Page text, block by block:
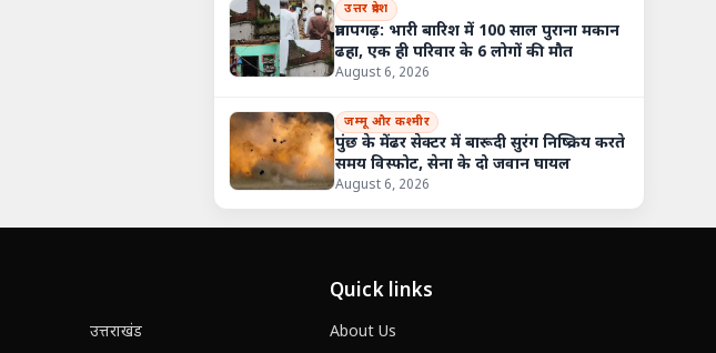
उत्तर प्रदेश
प्रतापगढ़: भारी बारिश में 100 साल पुराना मकान
ढहा, एक ही परिवार के 6 लोगों की मौत
August 6, 2026
जम्मू और कश्मीर
पुंछ के मेंढर सेक्टर में बारूदी सुरंग निष्क्रिय करते
समय विस्फोट, सेना के दो जवान घायल
August 6, 2026
उत्तराखंड
Quick links
About Us